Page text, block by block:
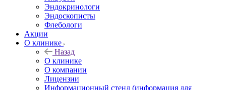
Эндокринологи
Эндоскописты
Флебологи
Акции
О клинике
Назад
О клинике
О компании
Лицензии
Информационный стенд (информация для